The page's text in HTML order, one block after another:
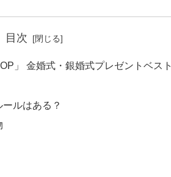
目次
」 金婚式・銀婚式プレゼントベス
ルはある？